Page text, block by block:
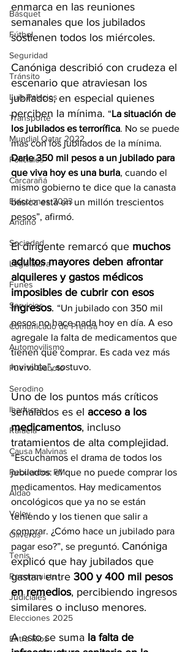
Básquet
Fútbol
Seguridad
Tránsito
Luis Palacios
Transporte
Mundial Qatar 2022
Policiales
Carcarañá
Elecciones 2023
Andino
Sociedad
Legislatura
Funes
Servicios
Comunicado de Prensa
Automovilismo
Puerto Gaboto
Serodino
Ibarlucea
Rafaela
Causa Malvinas
Recuerdos FM
Aldao
Voley
Oliveros
Tenis
Reconquista
Judiciales
Elecciones 2025
Entre Ríos
enmarca en las reuniones
semanales que los jubilados
sostienen todos los miércoles.
Canóniga describió con crudeza el
escenario que atraviesan los
jubilados, en especial quienes
perciben la mínima. “La situación de
los jubilados es terrorífica. No se puede
más con los jubilados de la mínima.
Darle 350 mil pesos a un jubilado para
que viva hoy es una burla, cuando el
mismo gobierno te dice que la canasta
básica está en un millón trescientos
pesos”, afirmó.
El dirigente remarcó que muchos
adultos mayores deben afrontar
alquileres y gastos médicos
imposibles de cubrir con esos
ingresos. “Un jubilado con 350 mil
pesos no hace nada hoy en día. A eso
agregale la falta de medicamentos que
tienen que comprar. Es cada vez más
invivible”, sostuvo.
Uno de los puntos más críticos
señalados es el acceso a los
medicamentos, incluso
tratamientos de alta complejidad.
“Escuchamos el drama de todos los
jubilados: el que no puede comprar los
medicamentos. Hay medicamentos
oncológicos que ya no se están
teniendo y los tienen que salir a
comprar. ¿Cómo hace un jubilado para
pagar eso?”, se preguntó. Canóniga
explicó que hay jubilados que
gastan entre 300 y 400 mil pesos
en remedios, percibiendo ingresos
similares o incluso menores.
A esto se suma la falta de